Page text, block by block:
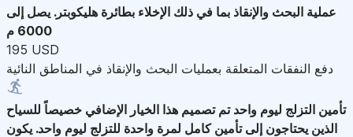
عملية البحث والإنقاذ بما في ذلك الإخلاء بطائرة هليكوبتر. يصل إلى
6000 م
195 USD
دفع النفقات المتعلقة بعمليات البحث والإنقاذ في المناطق النائية
تأمين التزلج ليوم واحد تم تصميم هذا الخيار الإضافي خصيصاً للسياح
الذين يحتاجون إلى تأمين كامل لمرة واحدة للتزلج ليوم واحد. يكون